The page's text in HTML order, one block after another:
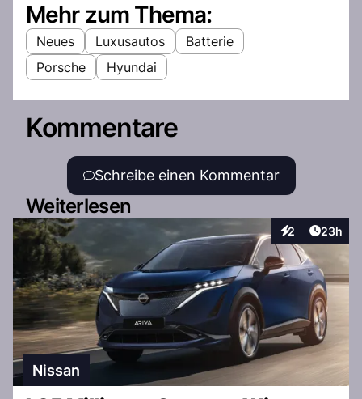
Mehr zum Thema:
Neues Luxusautos
Batterie
Porsche
Hyundai
Kommentare
Schreibe einen Kommentar
Weiterlesen
2
Interaktionen
Artikel
23h
Nissan